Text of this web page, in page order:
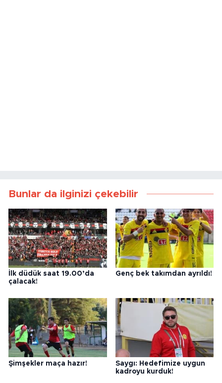
Bunlar da ilginizi çekebilir
İlk düdük saat 19.00’da
çalacak!
Genç bek takımdan ayrıldı!
Şimşekler maça hazır!
Saygı: Hedefimize uygun
kadroyu kurduk!